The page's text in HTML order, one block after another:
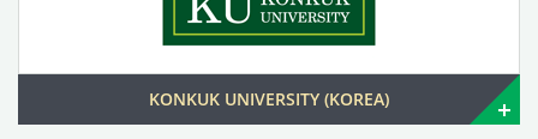
KONKUK UNIVERSITY (KOREA)